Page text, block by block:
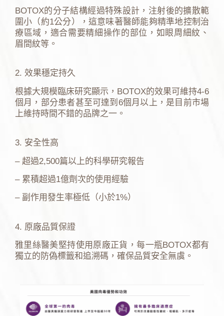
BOTOX的分子結構經過特殊設計，注射後的擴散範
圍小（約1公分），這意味著醫師能夠精準地控制治
療區域，適合需要精細操作的部位，如眼周細紋、
眉間紋等。
2. 效果穩定持久
根據大規模臨床研究顯示，BOTOX的效果可維持4-6
個月，部分患者甚至可達到6個月以上，是目前市場
上維持時間不錯的品牌之一。
3. 安全性高
– 超過2,500篇以上的科學研究報告
– 累積超過1億劑次的使用經驗
– 副作用發生率極低（小於1%）
4. 原廠品質保證
雅里絲醫美堅持使用原廠正貨，每一瓶BOTOX都有
獨立的防偽標籤和追溯碼，確保品質安全無虞。